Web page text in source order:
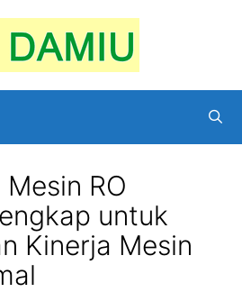
RO
untuk
Kinerja Mesin